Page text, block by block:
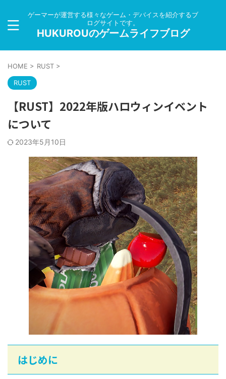
ゲーマーが運営する様々なゲーム・デバイスを紹介するブ
ログサイトです。
HUKUROUのゲームライフブログ
HOME > RUST >
RUST
【RUST】2022年版ハロウィンイベント
について
2023年5月10日
はじめに